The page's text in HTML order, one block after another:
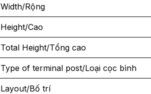
Width/Rộng
Height/Cao
Total Height/Tổng cao
Type of terminal post/Loại cọc bình
Layout/Bố trí